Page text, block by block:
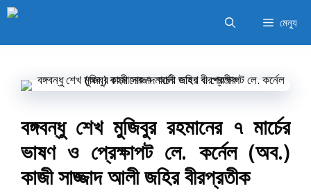
এড়িেয়
যান
মেন্যু
বঙ্গবন্ধু শেখ মুজিবুর রহমানের ৭ মার্চের
ভাষণ ও প্রেক্ষাপট লে. কর্নেল (অব.)
কাজী সাজ্জাদ আলী জহির বীরপ্রতীক